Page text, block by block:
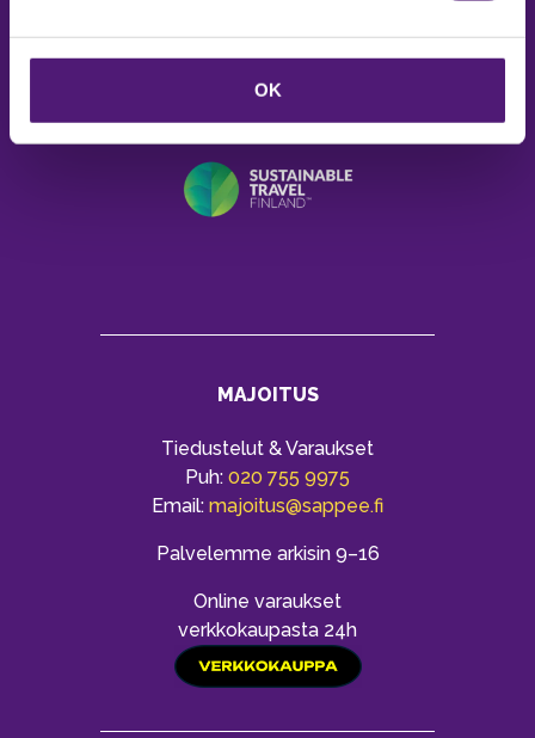
OK
MAJOITUS
Tiedustelut & Varaukset
Puh: 020 755 9975
Email: majoitus@sappee.fi
Palvelemme arkisin 9–16
Online varaukset
verkkokaupasta 24h